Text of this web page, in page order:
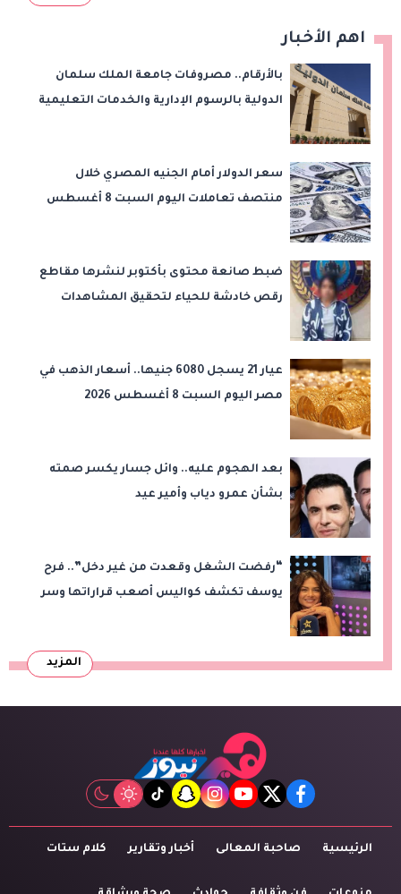
اهم الأخبار
بالأرقام.. مصروفات جامعة الملك سلمان
الدولية بالرسوم الإدارية والخدمات التعليمية
سعر الدولار أمام الجنيه المصري خلال
منتصف تعاملات اليوم السبت 8 أغسطس
ضبط صانعة محتوى بأكتوبر لنشرها مقاطع
رقص خادشة للحياء لتحقيق المشاهدات
عيار 21 يسجل 6080 جنيها.. أسعار الذهب في
مصر اليوم السبت 8 أغسطس 2026
بعد الهجوم عليه.. وائل جسار يكسر صمته
بشأن عمرو دياب وأمير عيد
“رفضت الشغل وقعدت من غير دخل”.. فرح
يوسف تكشف كواليس أصعب قراراتها وسر
المزيد
facebook
twitter
youtube
instagram
snapchat
tiktok
الرئيسية صاحبة المعالى أخبار وتقارير كلام ستات